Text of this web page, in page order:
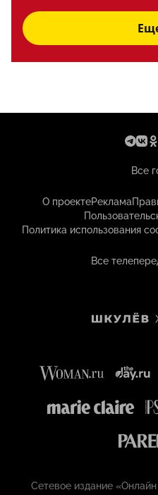
Все
О проектеРеклама
Политика использования
Все
Сетевое издание